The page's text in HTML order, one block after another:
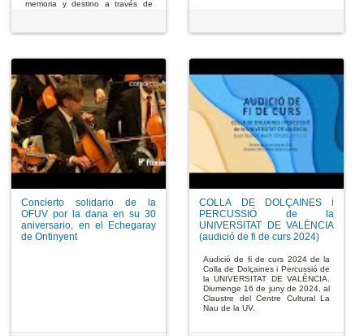
memoria y destino a través de
algunas de las obras más
Chaikovski.
Concierto solidario de la
OFUV por la dana en su 30
aniversario, en el Echegaray
de Ontinyent
COLLA DE DOLÇAINES i
PERCUSSIÓ de la
UNIVERSITAT DE VALÈNCIA
(audició de fi de curs 2024)
Audició de fi de curs 2024 de la
Colla de Dolçaines i Percussió de
la UNIVERSITAT DE VALÈNCIA.
Diumenge 16 de juny de 2024, al
Claustre del Centre Cultural La
Nau de la UV.